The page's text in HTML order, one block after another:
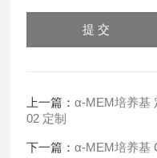
上一篇：α-MEM培养基
02 定制
下一篇：α-MEM培养基